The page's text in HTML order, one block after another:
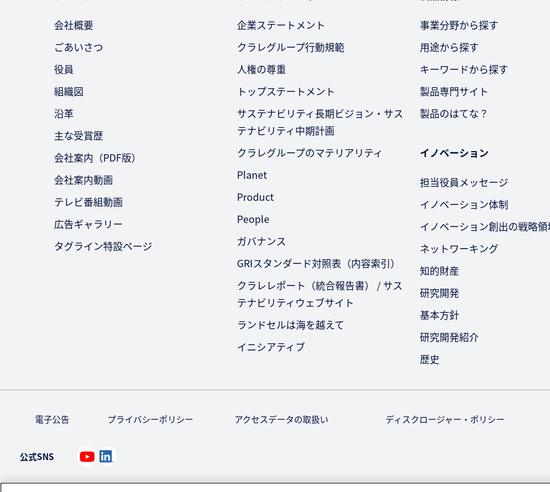
会社概要
ごあいさつ
役員
組織図
沿革
主な受賞歴
会社案内（PDF版）
会社案内動画
テレビ番組動画
広告ギャラリー
タグライン特設ページ
企業ステートメント
クラレグループ行動規範
人権の尊重
トップステートメント
サステナビリティ長期ビジョン・サス
テナビリティ中期計画
クラレグループのマテリアリティ
Planet
Product
People
ガバナンス
GRIスタンダード対照表（内容索引）
クラレレポート（統合報告書） / サス
テナビリティウェブサイト
ランドセルは海を越えて
イニシアティブ
事業分野から探す
用途から探す
キーワードから探す
製品専門サイト
製品のはてな？
イノベーション
担当役員メッセージ
イノベーション体制
イノベーション創出の戦略
ネットワーキング
知的財産
研究開発
基本方針
研究開発紹介
歴史
電子公告 プライバシーポリシー アクセスデータの取扱い ディスクロージャー・ポリシー
公式SNS